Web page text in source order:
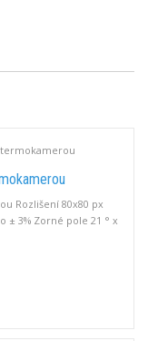
Rozlišení 80x80 px
± 3% Zorné pole 21 ° x
DC a AC napětí a